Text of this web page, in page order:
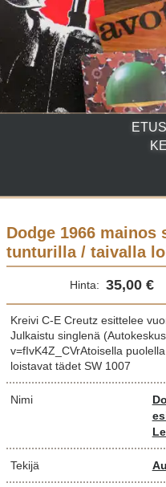
Dodge 1966
tunturilla / taivalla
Hinta: 35,00 €
Kreivi C-E Creutz esittelee
Julkaistu singlenä
v=fIvK4Z_CVrAtoisella
loistavat tädet SW 1007
Nimi
Tekijä